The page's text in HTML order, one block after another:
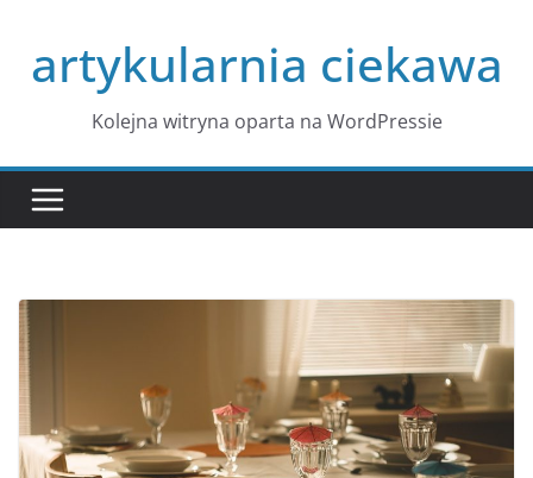
treściartykularnia ciekawa
Kolejna witryna oparta na WordPressie